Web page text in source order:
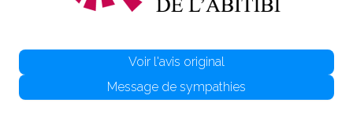
Voir l'avis original
Message de sympathies